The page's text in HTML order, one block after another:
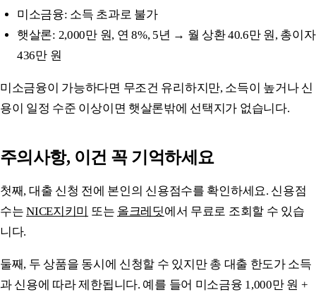
미소금융: 소득 초과로 불가
햇살론: 2,000만 원, 연 8%, 5년 → 월 상환 40.6만 원, 총이자
436만 원
미소금융이 가능하다면 무조건 유리하지만, 소득이 높거나 신
용이 일정 수준 이상이면 햇살론밖에 선택지가 없습니다.
주의사항, 이건 꼭 기억하세요
첫째, 대출 신청 전에 본인의 신용점수를 확인하세요. 신용점
수는NICE지키미 또는 올크레딧에서 무료로 조회할 수 있습
니다.
둘째, 두 상품을 동시에 신청할 수 있지만 총 대출 한도가 소득
과 신용에 따라 제한됩니다. 예를 들어 미소금융 1,000만 원 +